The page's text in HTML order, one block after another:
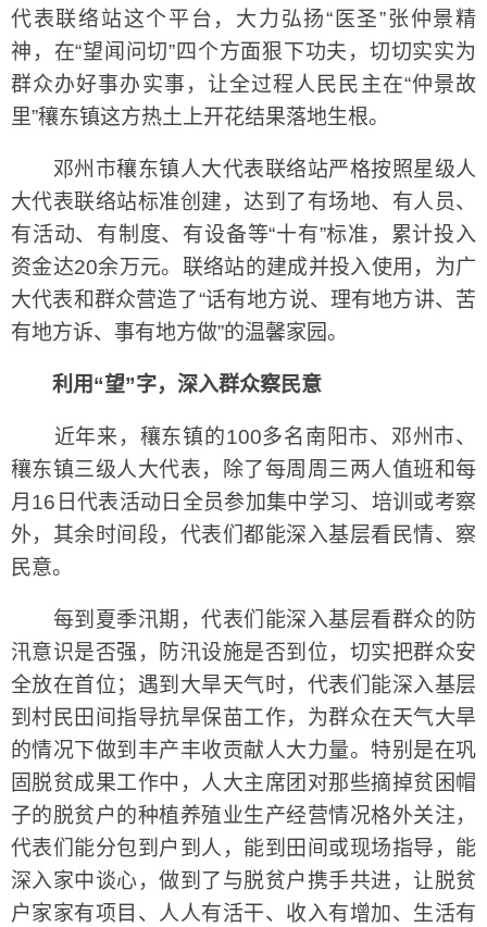
代表联络站这个平台，大力弘扬“医圣”张仲景精
神，在“望闻问切”四个方面狠下功夫，切切实实为
群众办好事办实事，让全过程人民民主在“仲景故
里”穰东镇这方热土上开花结果落地生根。
邓州市穰东镇人大代表联络站严格按照星级人
大代表联络站标准创建，达到了有场地、有人员、
有活动、有制度、有设备等“十有”标准，累计投入
资金达20余万元。联络站的建成并投入使用，为广
大代表和群众营造了“话有地方说、理有地方讲、苦
有地方诉、事有地方做”的温馨家园。
利用“望”字，深入群众察民意
近年来，穰东镇的100多名南阳市、邓州市、
穰东镇三级人大代表，除了每周周三两人值班和每
月16日代表活动日全员参加集中学习、培训或考察
外，其余时间段，代表们都能深入基层看民情、察
民意。
每到夏季汛期，代表们能深入基层看群众的防
汛意识是否强，防汛设施是否到位，切实把群众安
全放在首位；遇到大旱天气时，代表们能深入基层
到村民田间指导抗旱保苗工作，为群众在天气大旱
的情况下做到丰产丰收贡献人大力量。特别是在巩
固脱贫成果工作中，人大主席团对那些摘掉贫困帽
子的脱贫户的种植养殖业生产经营情况格外关注，
代表们能分包到户到人，能到田间或现场指导，能
深入家中谈心，做到了与脱贫户携手共进，让脱贫
户家家有项目、人人有活干、收入有增加、生活有